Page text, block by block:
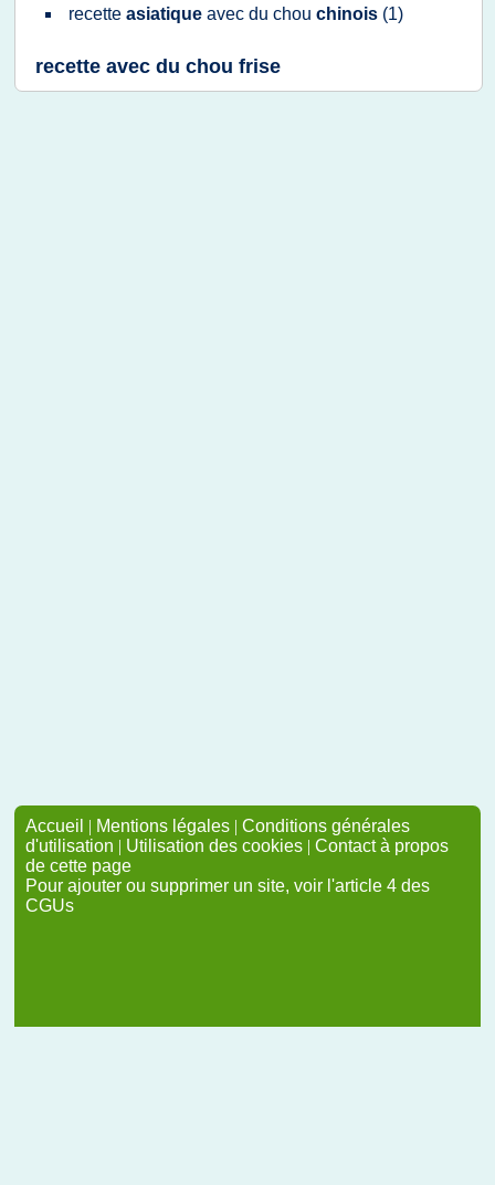
recette asiatique avec du chou chinois (1)
recette avec du chou frise
Accueil | Mentions légales | Conditions générales
d'utilisation | Utilisation des cookies | Contact à propos
de cette page
Pour ajouter ou supprimer un site, voir l'article 4 des
CGUs